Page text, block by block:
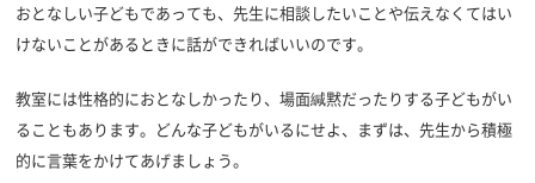
おとなしい子どもであっても、先生に相談したいことや伝えなくてはい
けないことがあるときに話ができればいいのです。
教室には性格的におとなしかったり、場面緘黙だったりする子どもがい
ることもあります。どんな子どもがいるにせよ、まずは、先生から積極
的に言葉をかけてあげましょう。